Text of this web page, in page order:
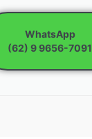
WhatsApp
(62) 9 9656-7091